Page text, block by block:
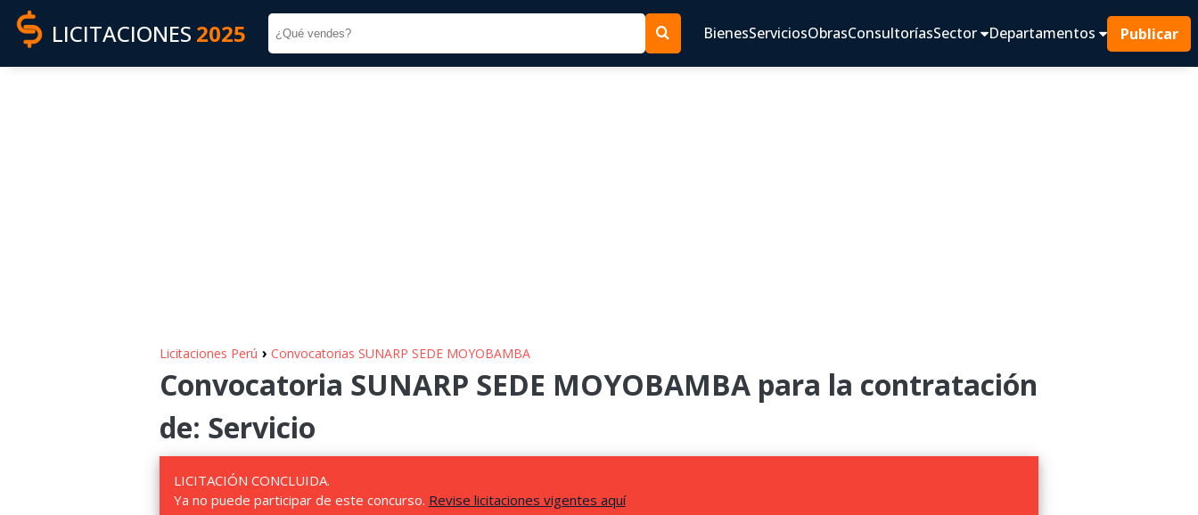
LICITACIONES 2025 BienesServiciosObrasConsultoríasSector Departamentos Publicar
Licitaciones Perú › Convocatorias SUNARP SEDE MOYOBAMBA
Convocatoria SUNARP SEDE MOYOBAMBA para la contratación
de: Servicio
LICITACIÓN CONCLUIDA.
Ya no puede participar de este concurso. Revise licitaciones vigentes aquí